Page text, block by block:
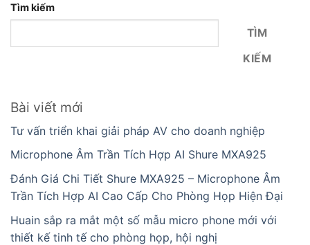
Tìm kiếm
TÌM
KIẾM
Bài viết mới
Tư vấn triển khai giải pháp AV cho doanh nghiệp
Microphone Âm Trần Tích Hợp AI Shure MXA925
Đánh Giá Chi Tiết Shure MXA925 – Microphone Âm
Trần Tích Hợp AI Cao Cấp Cho Phòng Họp Hiện Đại
Huain sắp ra mắt một số mẫu micro phone mới với
thiết kế tinh tế cho phòng họp, hội nghị